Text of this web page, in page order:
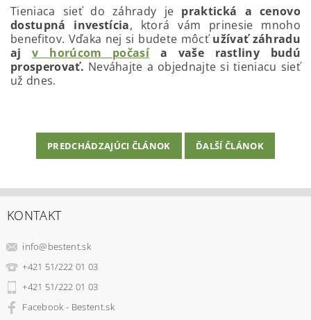
Tieniaca sieť do záhrady je praktická a cenovo
dostupná investícia, ktorá vám prinesie mnoho
benefitov. Vďaka nej si budete môcťužívať záhradu
ajv horúcom počasía vaše rastliny budú
prosperovať. Neváhajte a objednajte si tieniacu sieť
už dnes.
PREDCHÁDZAJÚCI ČLÁNOK ĎALŠÍ ČLÁNOK
KONTAKT
info@bestent.sk
+421 51/222 01 03
+421 51/222 01 03
Facebook - Bestent.sk